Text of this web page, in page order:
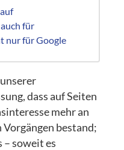
für
nur für Google
dass auf Seiten
mehr an
bestand;
– soweit es